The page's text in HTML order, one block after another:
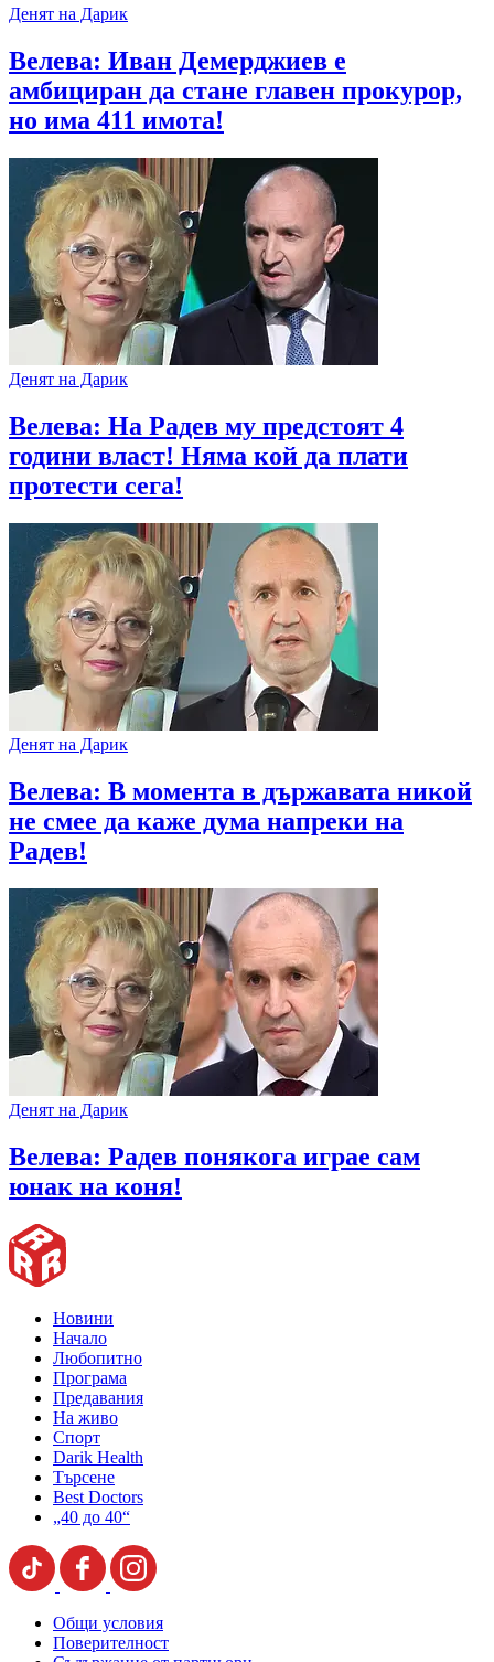
Денят на Дарик
Велева: Иван Демерджиев е
амбициран да стане главен прокурор,
но има 411 имота!
Денят на Дарик
Велева: На Радев му предстоят 4
години власт! Няма кой да плати
протести сега!
Денят на Дарик
Велева: В момента в държавата никой
не смее да каже дума напреки на
Радев!
Денят на Дарик
Велева: Радев понякога играе сам
юнак на коня!
Новини
Начало
Любопитно
Програма
Предавания
На живо
Спорт
Darik Health
Търсене
Best Doctors
„40 до 40“
Общи условия
Поверителност